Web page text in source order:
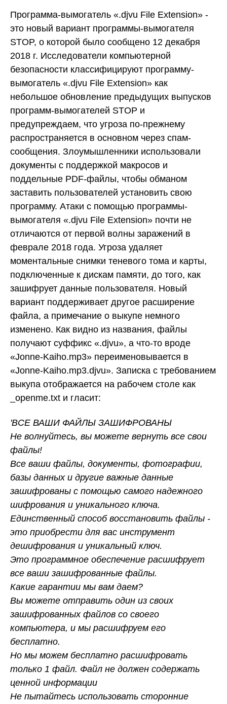
Программа-вымогатель «.djvu File Extension» -
это новый вариант программы-вымогателя
STOP, о которой было сообщено 12 декабря
2018 г. Исследователи компьютерной
безопасности классифицируют программу-
вымогатель «.djvu File Extension» как
небольшое обновление предыдущих выпусков
программ-вымогателей STOP и
предупреждаем, что угроза по-прежнему
распространяется в основном через спам-
сообщения. Злоумышленники использовали
документы с поддержкой макросов и
поддельные PDF-файлы, чтобы обманом
заставить пользователей установить свою
программу. Атаки с помощью программы-
вымогателя «.djvu File Extension» почти не
отличаются от первой волны заражений в
феврале 2018 года. Угроза удаляет
моментальные снимки теневого тома и карты,
подключенные к дискам памяти, до того, как
зашифрует данные пользователя. Новый
вариант поддерживает другое расширение
файла, а примечание о выкупе немного
изменено. Как видно из названия, файлы
получают суффикс «.djvu», а что-то вроде
«Jonne-Kaiho.mp3» переименовывается в
«Jonne-Kaiho.mp3.djvu». Записка с требованием
выкупа отображается на рабочем столе как
_openme.txt и гласит:
'ВСЕ ВАШИ ФАЙЛЫ ЗАШИФРОВАНЫ
Не волнуйтесь, вы можете вернуть все свои
файлы!
Все ваши файлы, документы, фотографии,
базы данных и другие важные данные
зашифрованы с помощью самого надежного
шифрования и уникального ключа.
Единственный способ восстановить файлы -
это приобрести для вас инструмент
дешифрования и уникальный ключ.
Это программное обеспечение расшифрует
все ваши зашифрованные файлы.
Какие гарантии мы вам даем?
Вы можете отправить один из своих
зашифрованных файлов со своего
компьютера, и мы расшифруем его
бесплатно.
Но мы можем бесплатно расшифровать
только 1 файл. Файл не должен содержать
ценной информации
Не пытайтесь использовать сторонние